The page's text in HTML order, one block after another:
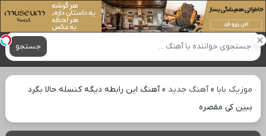
آهنگ های جدید
جستجو
موزیک بابا»آهنگ جدید »آهنگ این رابطه دیگه کنسله حالا بگرد
ببین کی مقصره